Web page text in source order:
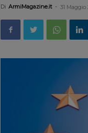
Di ArmiMagazine.it - 31 Maggio